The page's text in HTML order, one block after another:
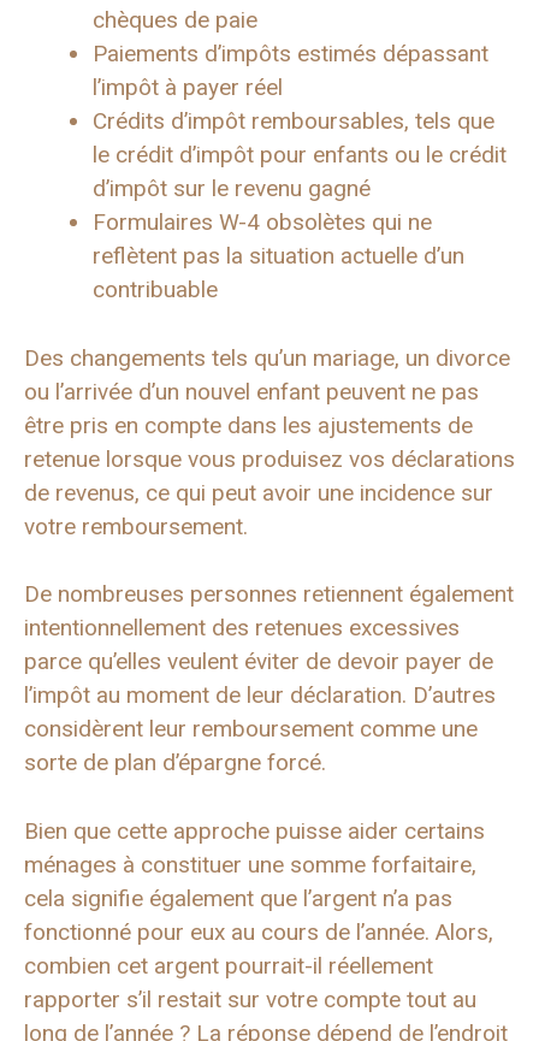
chèques de paie
Paiements d’impôts estimés dépassant
l’impôt à payer réel
Crédits d’impôt remboursables, tels que
le crédit d’impôt pour enfants ou le crédit
d’impôt sur le revenu gagné
Formulaires W-4 obsolètes qui ne
reflètent pas la situation actuelle d’un
contribuable
Des changements tels qu’un mariage, un divorce
ou l’arrivée d’un nouvel enfant peuvent ne pas
être pris en compte dans les ajustements de
retenue lorsque vous produisez vos déclarations
de revenus, ce qui peut avoir une incidence sur
votre remboursement.
De nombreuses personnes retiennent également
intentionnellement des retenues excessives
parce qu’elles veulent éviter de devoir payer de
l’impôt au moment de leur déclaration. D’autres
considèrent leur remboursement comme une
sorte de plan d’épargne forcé.
Bien que cette approche puisse aider certains
ménages à constituer une somme forfaitaire,
cela signifie également que l’argent n’a pas
fonctionné pour eux au cours de l’année. Alors,
combien cet argent pourrait-il réellement
rapporter s’il restait sur votre compte tout au
long de l’année ? La réponse dépend de l’endroit